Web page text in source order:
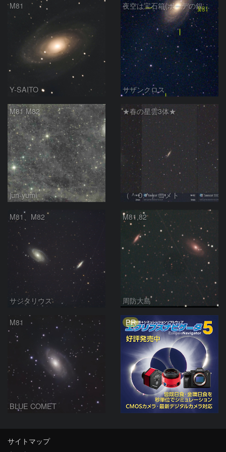
M81
Y-SAITO
夜空は宝石箱(ボーデの銀河 M81) Seestar50
サザンクロス
M81 M82
jun-yumi
★春の星雲3体★
（＾０＾）コメト
M81、M82
サジタリウス
M81,82
周防大島
M81
BLUE COMET
PR
サイトマップ